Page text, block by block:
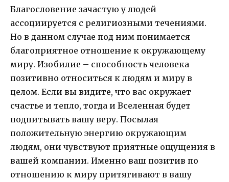
Благословение зачастую у людей
ассоциируется с религиозными течениями.
Но в данном случае под ним понимается
благоприятное отношение к окружающему
миру. Изобилие – способность человека
позитивно относиться к людям и миру в
целом. Если вы видите, что вас окружает
счастье и тепло, тогда и Вселенная будет
подпитывать вашу веру. Посылая
положительную энергию окружающим
людям, они чувствуют приятные ощущения в
вашей компании. Именно ваш позитив по
отношению к миру притягивают в вашу